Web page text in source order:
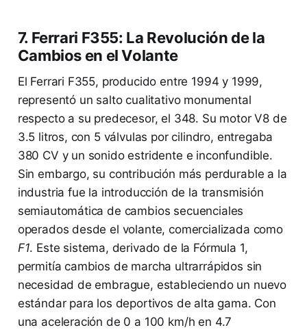
7. Ferrari F355: La Revolución de la
Cambios en el Volante
El Ferrari F355, producido entre 1994 y 1999,
representó un salto cualitativo monumental
respecto a su predecesor, el 348. Su motor V8 de
3.5 litros, con 5 válvulas por cilindro, entregaba
380 CV y un sonido estridente e inconfundible.
Sin embargo, su contribución más perdurable a la
industria fue la introducción de la transmisión
semiautomática de cambios secuenciales
operados desde el volante, comercializada como
F1. Este sistema, derivado de la Fórmula 1,
permitía cambios de marcha ultrarrápidos sin
necesidad de embrague, estableciendo un nuevo
estándar para los deportivos de alta gama. Con
una aceleración de 0 a 100 km/h en 4.7